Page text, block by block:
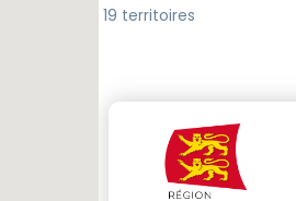
19 territoires